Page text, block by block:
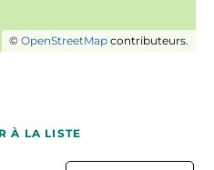
© OpenStreetMap contributeurs.
À LA LISTE